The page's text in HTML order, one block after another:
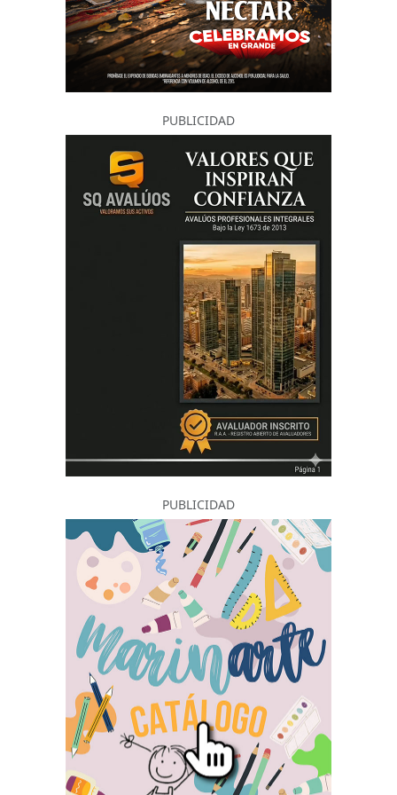
PUBLICIDAD
PUBLICIDAD